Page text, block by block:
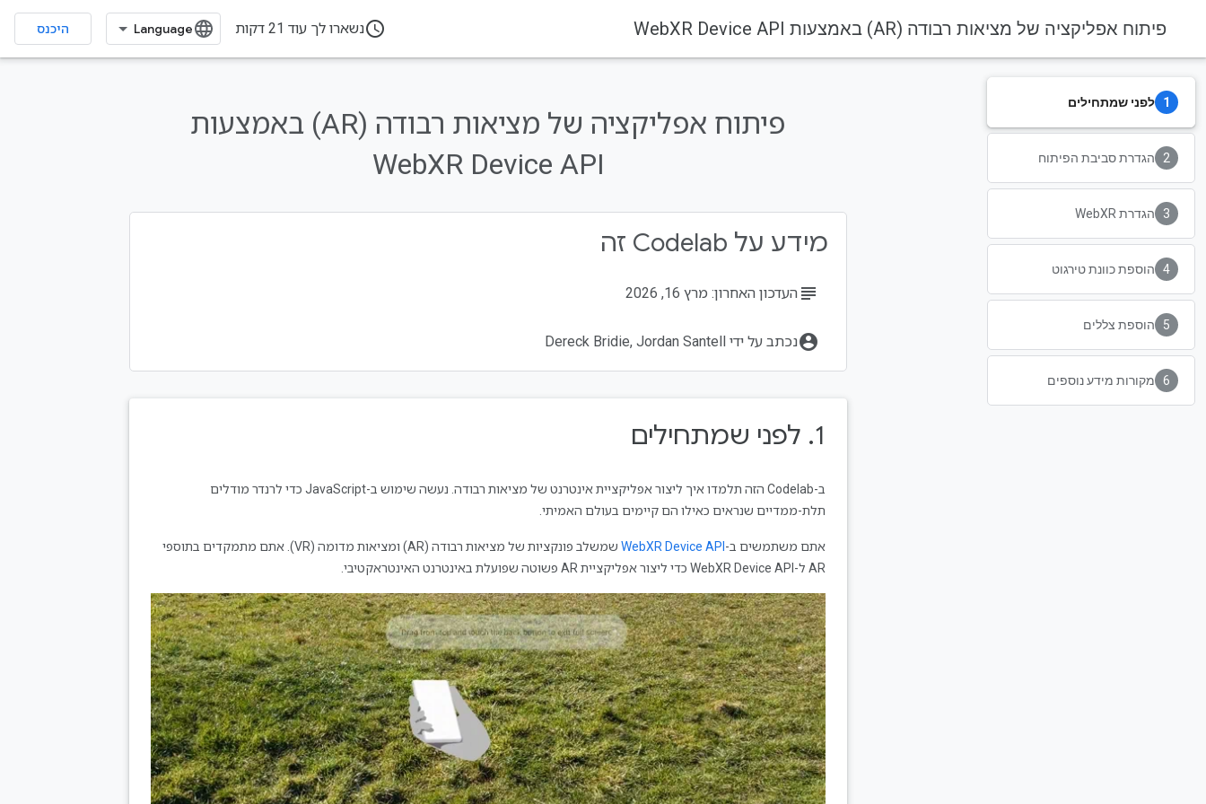
פיתוח אפליקציה של מציאות רבודה (AR) באמצעות WebXR Device API access_timeנשארו לך עוד 21 דקות היכנס
לפני שמתחילים
הגדרת סביבת הפיתוח
הגדרת WebXR
הוספת כוונת טירגוט
הוספת צללים
מקורות מידע נוספים
פיתוח אפליקציה של מציאות רבודה (AR) באמצעות
WebXR Device API
מידע על Codelab זה
subject העדכון האחרון: מרץ 16, 2026
account_circleנכתב על ידי Dereck Bridie, Jordan Santell
1.‏ לפני שמתחילים
ב-Codelab הזה תלמדו איך ליצור אפליקציית אינטרנט של מציאות רבודה. נעשה שימוש ב-JavaScript כדי לרנדר מודלים
תלת-ממדיים שנראים כאילו הם קיימים בעולם האמיתי.
אתם משתמשים ב- WebXR Device API
שמשלב פונקציות של מציאות רבודה (AR) ומציאות מדומה (VR). אתם מתמקדים בתוספי
AR ל-WebXR Device API כדי ליצור אפליקציית AR פשוטה שפועלת באינטרנט האינטראקטיבי.